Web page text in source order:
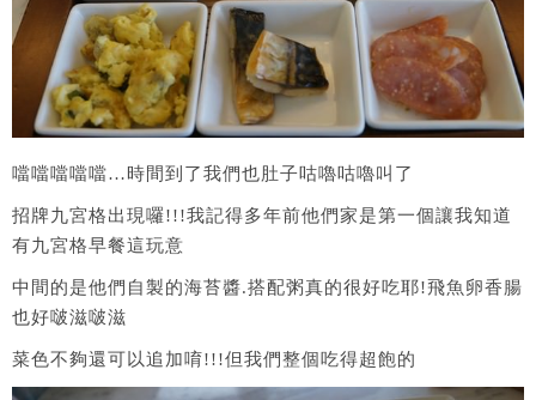
噹噹噹噹噹…時間到了我們也肚子咕嚕咕嚕叫了
招牌九宮格出現囉!!!我記得多年前他們家是第一個讓我知道
有九宮格早餐這玩意
中間的是他們自製的海苔醬.搭配粥真的很好吃耶!飛魚卵香腸
也好啵滋啵滋
菜色不夠還可以追加唷!!!但我們整個吃得超飽的